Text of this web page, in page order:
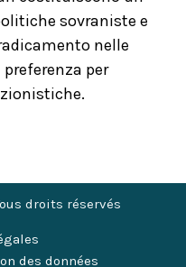
sovraniste e
nelle
per
droits réservés
des données